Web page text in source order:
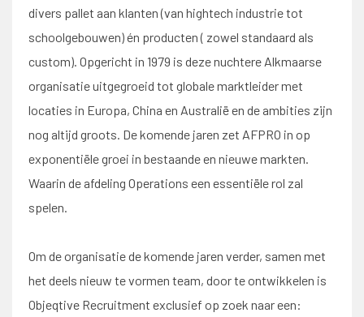
divers pallet aan klanten (van hightech industrie tot
schoolgebouwen) én producten ( zowel standaard als
custom). Opgericht in 1979 is deze nuchtere Alkmaarse
organisatie uitgegroeid tot globale marktleider met
locaties in Europa, China en Australië en de ambities zijn
nog altijd groots. De komende jaren zet AFPRO in op
exponentiële groei in bestaande en nieuwe markten.
Waarin de afdeling Operations een essentiële rol zal
spelen.
Om de organisatie de komende jaren verder, samen met
het deels nieuw te vormen team, door te ontwikkelen is
Objeqtive Recruitment exclusief op zoek naar een: